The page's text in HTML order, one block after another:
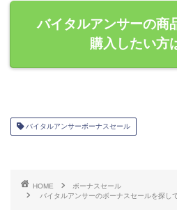
バイタルアンサーの商
購入したい方
バイタルアンサーボーナスセール
HOME
ボーナスセール
バイタルアンサーのボーナスセールを探し